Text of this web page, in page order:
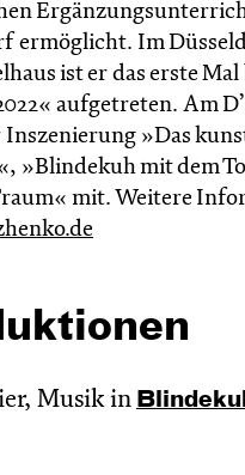
ermöglicht. Im
ist er das erste
aufgetreten. Am
Inszenierung »Das
»Blindekuh mit dem
mit. Weitere
Musik in